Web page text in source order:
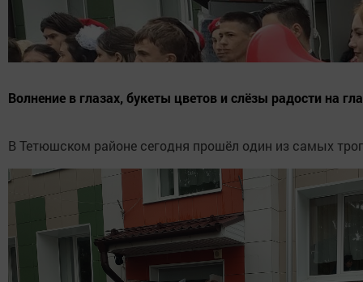
Волнение в глазах, букеты цветов и слёзы радости на
В Тетюшском районе сегодня прошёл один из самых